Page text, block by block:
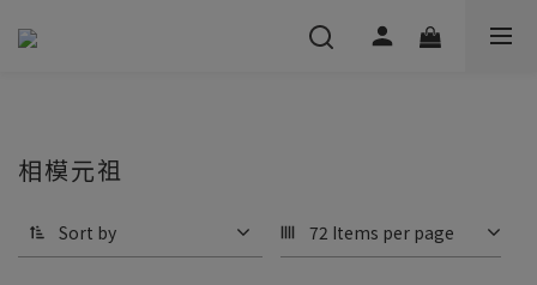
相模元祖
Sort by 72 Items per page